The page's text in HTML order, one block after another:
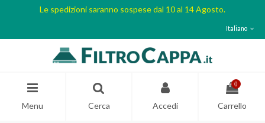
Le spedizioni saranno sospese dal 10 al 14 Agosto.
Italiano
Menu Cerca Accedi
0
Carrello